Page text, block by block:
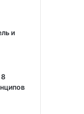
и
8